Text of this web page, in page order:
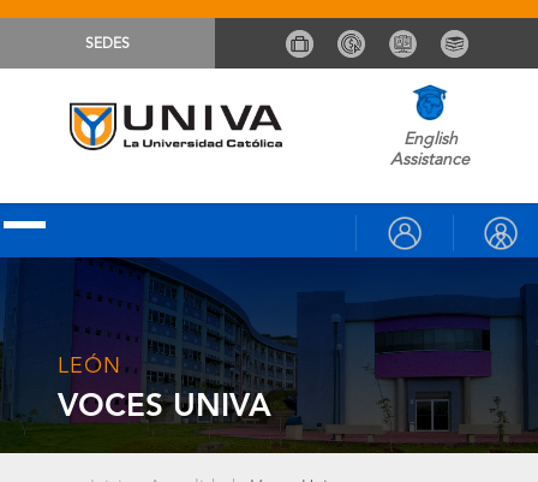
SEDES
English
Assistance
LEÓN
VOCES UNIVA